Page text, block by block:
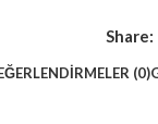
Share:
(0)